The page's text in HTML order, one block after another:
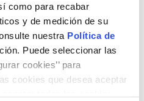
como para recabar
y de medición de su
nuestra Política de
Puede seleccionar las
cookies’’ para
cookies que desea aceptar
de Innovación, Naturgy
de la Unidad de
y Urbana, Tecnalia
, director de Sostenibilidad,